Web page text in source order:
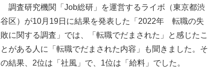
調査研究機関「Job総研」を運営するライボ（東京都渋
谷区）が10月19日に結果を発表した「2022年 転職の失
敗に関する調査」では、「転職でだまされた」と感じたこ
とがある人に「転職でだまされた内容」も聞きました。そ
の結果、2位は「社風」で、1位は「給料」でした。